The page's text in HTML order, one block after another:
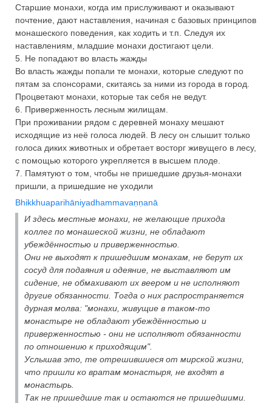
Старшие монахи, когда им прислуживают и оказывают
почтение, дают наставления, начиная с базовых принципов
монашеского поведения, как ходить и т.п. Следуя их
наставлениям, младшие монахи достигают цели.
5. Не попадают во власть жажды
Во власть жажды попали те монахи, которые следуют по
пятам за спонсорами, скитаясь за ними из города в город.
Процветают монахи, которые так себя не ведут.
6. Приверженность лесным жилищам.
При проживании рядом с деревней монаху мешают
исходящие из неё голоса людей. В лесу он слышит только
голоса диких животных и обретает восторг живущего в лесу,
с помощью которого укрепляется в высшем плоде.
7. Памятуют о том, чтобы не пришедшие друзья-монахи
пришли, а пришедшие не уходили
Bhikkhuaparihāniyadhammavaṇṇanā
И здесь местные монахи, не желающие прихода
коллег по монашеской жизни, не обладают
убеждённостью и приверженностью.
Они не выходят к пришедшим монахам, не берут их
сосуд для подаяния и одеяние, не выставляют им
сидение, не обмахивают их веером и не исполняют
другие обязанности. Тогда о них распространяется
дурная молва: "монахи, живущие в таком-то
монастыре не обладают убеждённостью и
приверженностью - они не исполняют обязанности
по отношению к приходящим".
Услышав это, те отрешившиеся от мирской жизни,
что пришли ко вратам монастыря, не входят в
монастырь.
Так не пришедшие так и остаются не пришедшими.